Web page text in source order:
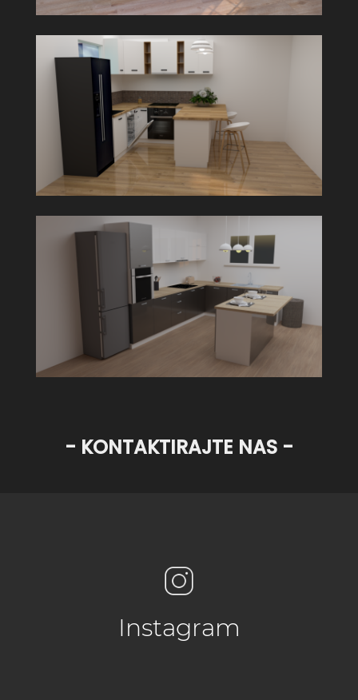
- KONTAKTIRAJTE NAS -
Instagram